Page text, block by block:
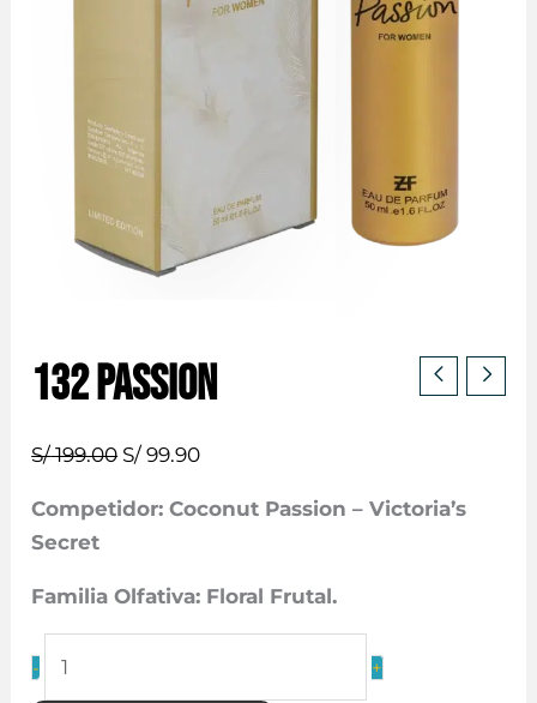
132 PASSION
S/199.00 El
original
S/ 199.00.
S/ 99.90El
actual
S/ 99.90.
Competidor: Coconut Passion – Victoria’s
Secret
Familia Olfativa: Floral Frutal.
- +